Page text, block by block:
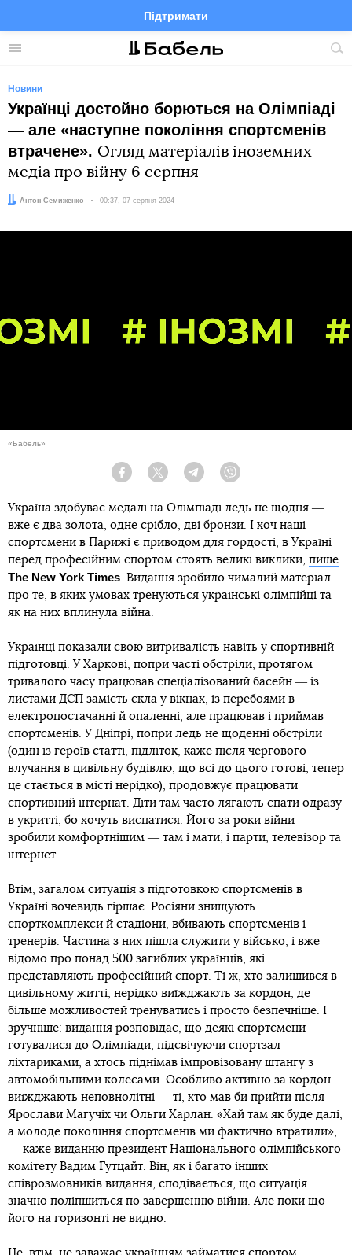
Меню
Підтримати
FacebookTelegramTwitter
Новини
Українці достойно борються на Олімпіаді
― але «наступне покоління спортсменів
втрачене». Огляд матеріалів іноземних
медіа про війну 6 серпня
Автор:
Антон Семиженко Дата:
00:37, 07 серпня 2024
«Бабель»
Facebook Twitter Telegram
Україна здобуває медалі на Олімпіаді ледь не щодня ―
вже є два золота, одне срібло, дві бронзи. І хоч наші
спортсмени в Парижі є приводом для гордості, в Україні
перед професійним спортом стоять великі виклики, пише
The New York Times. Видання зробило чималий матеріал
про те, в яких умовах тренуються українські олімпійці та
як на них вплинула війна.
Українці показали свою витривалість навіть у спортивній
підготовці. У Харкові, попри часті обстріли, протягом
тривалого часу працював спеціалізований басейн ― із
листами ДСП замість скла у вікнах, із перебоями в
електропостачанні й опаленні, але працював і приймав
спортсменів. У Дніпрі, попри ледь не щоденні обстріли
(один із героїв статті, підліток, каже після чергового
влучання в цивільну будівлю, що всі до цього готові, тепер
це стається в місті нерідко), продовжує працювати
спортивний інтернат. Діти там часто лягають спати одразу
в укритті, бо хочуть виспатися. Його за роки війни
зробили комфортнішим ― там і мати, і парти, телевізор та
інтернет.
Втім, загалом ситуація з підготовкою спортсменів в
Україні вочевидь гіршає. Росіяни знищують
спорткомплекси й стадіони, вбивають спортсменів і
тренерів. Частина з них пішла служити у військо, і вже
відомо про понад 500 загиблих українців, які
представляють професійний спорт. Ті ж, хто залишився в
цивільному житті, нерідко виїжджають за кордон, де
більше можливостей тренуватись і просто безпечніше. І
зручніше: видання розповідає, що деякі спортсмени
готувалися до Олімпіади, підсвічуючи спортзал
ліхтариками, а хтось піднімав імпровізовану штангу з
автомобільними колесами. Особливо активно за кордон
виїжджають неповнолітні ― ті, хто мав би прийти після
Ярослави Магучіх чи Ольги Харлан. «Хай там як буде далі,
а молоде покоління спортсменів ми фактично втратили»,
― каже виданню президент Національного олімпійського
комітету Вадим Гутцайт. Він, як і багато інших
співрозмовників видання, сподівається, що ситуація
значно поліпшиться по завершенню війни. Але поки що
його на горизонті не видно.